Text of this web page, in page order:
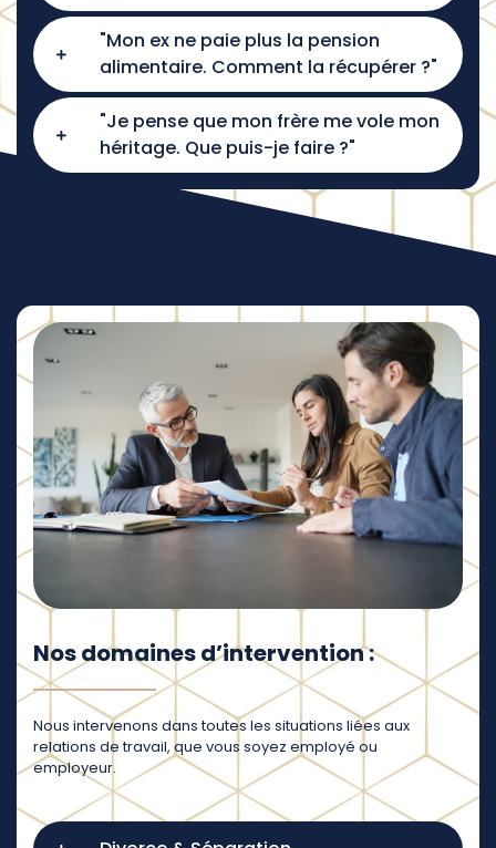
"Mon ex ne paie plus la pension
alimentaire. Comment la récupérer ?"
"Je pense que mon frère me vole mon
héritage. Que puis-je faire ?"
Nos domaines d’intervention :
Nous intervenons dans toutes les situations liées aux
relations de travail, que vous soyez employé ou
employeur.